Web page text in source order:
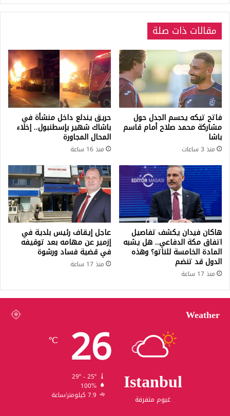
مقالات ذات صلة
فاتح تيكه يحسم الجدل حول
مشاركة محمد صلاح أمام قاسم
باشا
منذ 3 ساعات
حريق يندلع داخل منشأة في
باشاك شهير بإسطنبول.. إخلاء
المحال المجاورة
منذ 16 ساعة
هاكان فيدان يكشف تفاصيل
اتفاق مكة الدفاعي.. هل يشبه
المادة الخامسة للناتو؟ وهذه
الدول قد تنضم
منذ 17 ساعة
عاجل إيقاف رئيس بلدية في
إزمير عن مهامه بعد توقيفه
في قضية فساد ورشوة
منذ 17 ساعة
Weather
Istanbul
غيوم متفرقة
26
℃
29º - 25º
100%
7.9 كيلومتر/ساعة